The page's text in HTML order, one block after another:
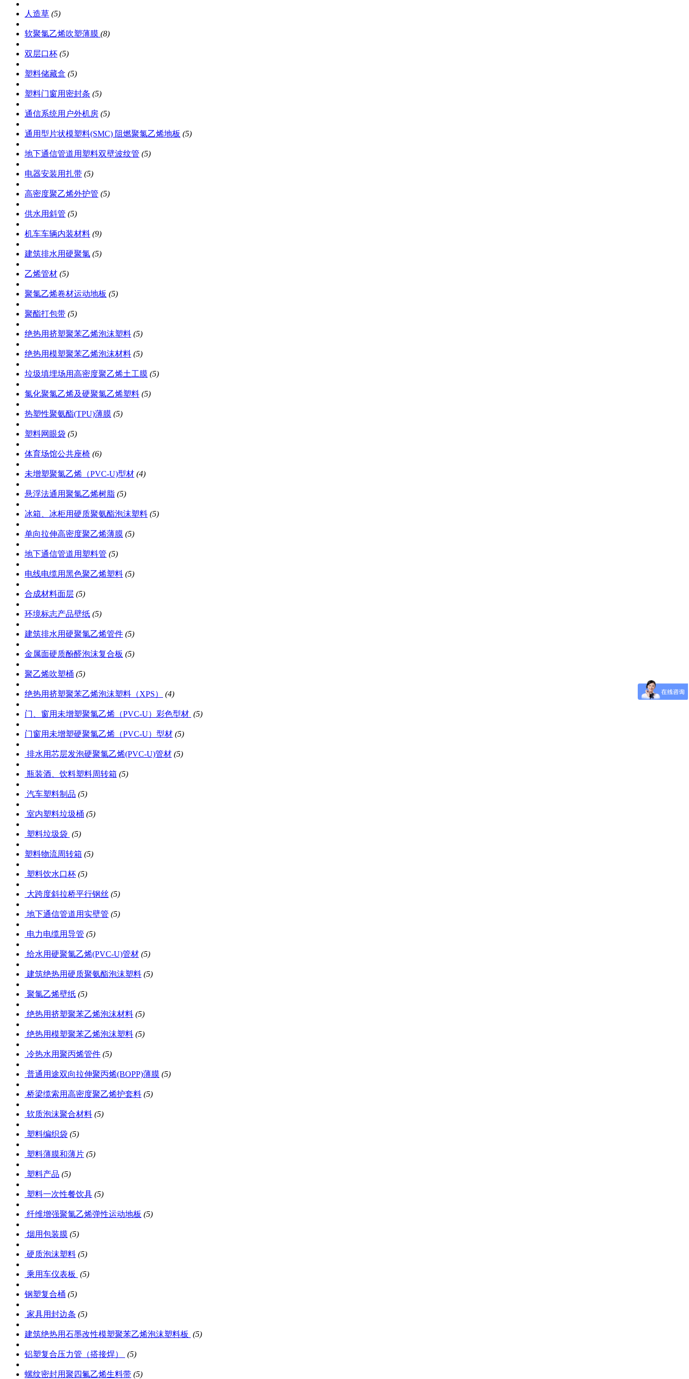
人造草 (5)
软聚氯乙烯吹塑薄膜 (8)
双层口杯 (5)
塑料储藏盒 (5)
塑料门窗用密封条 (5)
通信系统用户外机房 (5)
通用型片状模塑料(SMC) 阻燃聚氯乙烯地板 (5)
地下通信管道用塑料双壁波纹管 (5)
电器安装用扎带 (5)
高密度聚乙烯外护管 (5)
供水用斜管 (5)
机车车辆内装材料 (9)
建筑排水用硬聚氯 (5)
乙烯管材 (5)
聚氯乙烯卷材运动地板 (5)
聚酯打包带 (5)
绝热用挤塑聚苯乙烯泡沫塑料 (5)
绝热用模塑聚苯乙烯泡沫材料 (5)
垃圾填埋场用高密度聚乙烯土工膜 (5)
氯化聚氯乙烯及硬聚氯乙烯塑料 (5)
热塑性聚氨酯(TPU)薄膜 (5)
塑料网眼袋 (5)
体育场馆公共座椅 (6)
未增塑聚氯乙烯（PVC-U)型材 (4)
悬浮法通用聚氯乙烯树脂 (5)
冰箱、冰柜用硬质聚氨酯泡沫塑料 (5)
单向拉伸高密度聚乙烯薄膜 (5)
地下通信管道用塑料管 (5)
电线电缆用黑色聚乙烯塑料 (5)
合成材料面层 (5)
环境标志产品壁纸 (5)
建筑排水用硬聚氯乙烯管件 (5)
金属面硬质酚醛泡沫复合板 (5)
聚乙烯吹塑桶 (5)
绝热用挤塑聚苯乙烯泡沫塑料（XPS） (4)
门、窗用未增塑聚氯乙烯（PVC-U）彩色型材 (5)
门窗用未增塑硬聚氯乙烯（PVC-U）型材 (5)
排水用芯层发泡硬聚氯乙烯(PVC-U)管材 (5)
瓶装酒、饮料塑料周转箱 (5)
汽车塑料制品 (5)
室内塑料垃圾桶 (5)
塑料垃圾袋 (5)
塑料物流周转箱 (5)
塑料饮水口杯 (5)
大跨度斜拉桥平行钢丝 (5)
地下通信管道用实壁管 (5)
电力电缆用导管 (5)
给水用硬聚氯乙烯(PVC-U)管材 (5)
建筑绝热用硬质聚氨酯泡沫塑料 (5)
聚氯乙烯壁纸 (5)
绝热用挤塑聚苯乙烯泡沫材料 (5)
绝热用模塑聚苯乙烯泡沫塑料 (5)
冷热水用聚丙烯管件 (5)
普通用途双向拉伸聚丙烯(BOPP)薄膜 (5)
桥梁缆索用高密度聚乙烯护套料 (5)
软质泡沫聚合材料 (5)
塑料编织袋 (5)
塑料薄膜和薄片 (5)
塑料产品 (5)
塑料一次性餐饮具 (5)
纤维增强聚氯乙烯弹性运动地板 (5)
烟用包装膜 (5)
硬质泡沫塑料 (5)
乘用车仪表板 (5)
钢塑复合桶 (5)
家具用封边条 (5)
建筑绝热用石墨改性模塑聚苯乙烯泡沫塑料板 (5)
铝塑复合压力管（搭接焊） (5)
螺纹密封用聚四氟乙烯生料带 (5)